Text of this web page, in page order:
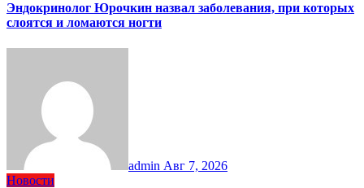
Эндокринолог Юрочкин назвал заболевания, при которых
слоятся и ломаются ногти
admin Авг 7, 2026
Новости